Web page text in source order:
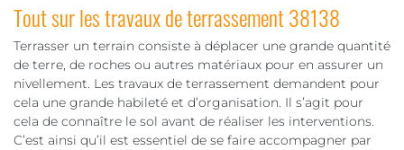
Tout sur les travaux de terrassement 38138
Terrasser un terrain consiste à déplacer une grande quantité
de terre, de roches ou autres matériaux pour en assurer un
nivellement. Les travaux de terrassement demandent pour
cela une grande habileté et d’organisation. Il s’agit pour
cela de connaître le sol avant de réaliser les interventions.
C’est ainsi qu’il est essentiel de se faire accompagner par